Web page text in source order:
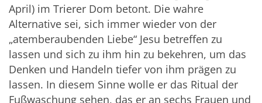
April) im Trierer Dom betont. Die wahre
Alternative sei, sich immer wieder von der
„atemberaubenden Liebe“ Jesu betreffen zu
lassen und sich zu ihm hin zu bekehren, um das
Denken und Handeln tiefer von ihm prägen zu
lassen. In diesem Sinne wolle er das Ritual der
Fußwaschung sehen, das er an sechs Frauen und